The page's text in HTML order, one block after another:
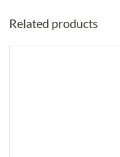
Related products